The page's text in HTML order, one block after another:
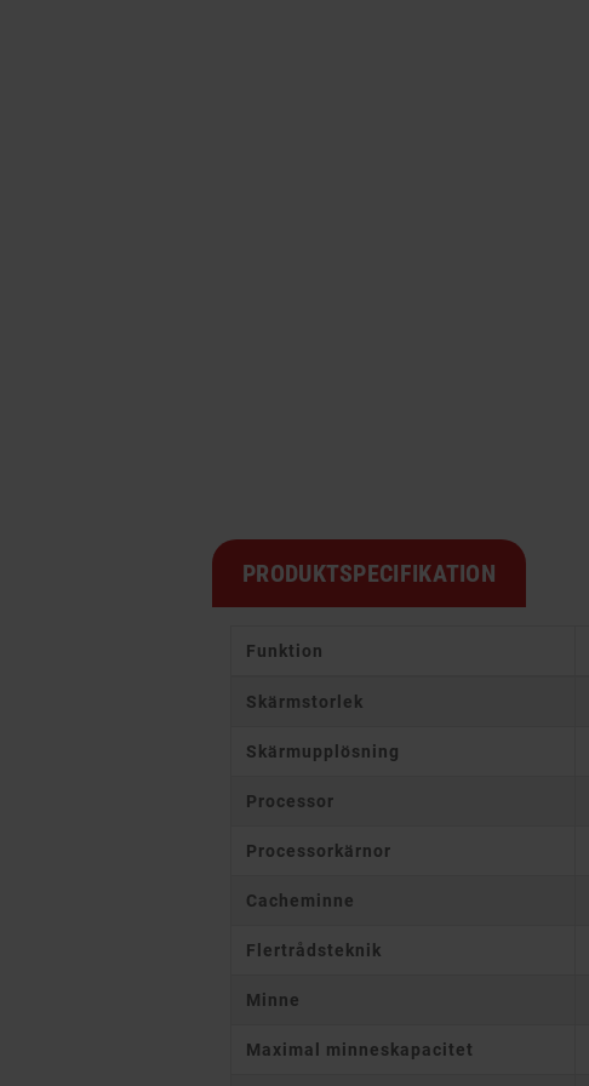
PRODUKTSPECIFIKATION
Funktion
Skärmstorlek
Skärmupplösning
Processor
Processorkärnor
Cacheminne
Flertrådsteknik
Minne
Maximal minneskapacitet